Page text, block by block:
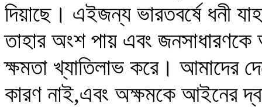
দিয়াছে। এইজন্য ভারতবর্ষে ধনী
তাহার অংশ পায় এবং জনসাধারণকে
ক্ষমতা খ্যাতিলাভ করে। আমাদের
কারণ নাই,এবং অক্ষমকে আইনের